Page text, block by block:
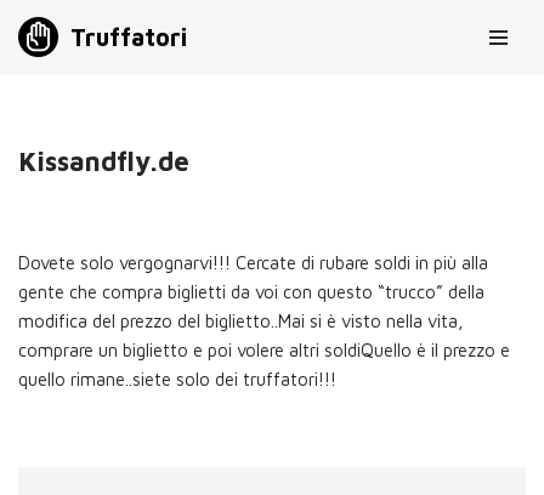
Truffatori
Kissandfly.de
Dovete solo vergognarvi!!! Cercate di rubare soldi in più alla
gente che compra biglietti da voi con questo “trucco” della
modifica del prezzo del biglietto..Mai si è visto nella vita,
comprare un biglietto e poi volere altri soldiQuello è il prezzo e
quello rimane..siete solo dei truffatori!!!